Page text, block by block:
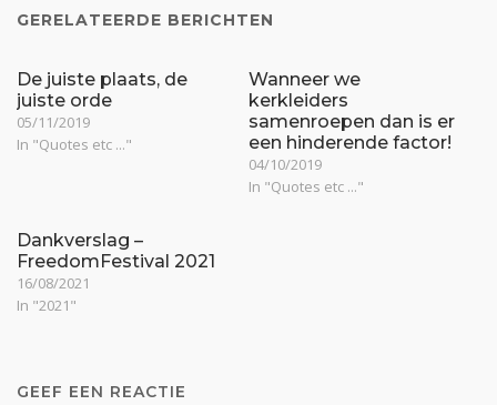
GERELATEERDE BERICHTEN
De juiste plaats, de
juiste orde
05/11/2019
In "Quotes etc ..."
Wanneer we
kerkleiders
samenroepen dan is er
een hinderende factor!
04/10/2019
In "Quotes etc ..."
Dankverslag –
FreedomFestival 2021
16/08/2021
In "2021"
GEEF EEN REACTIE